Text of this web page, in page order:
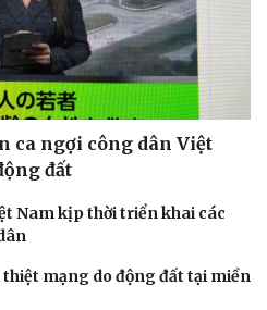
Công nghệ
Sành điệu
Trải nghiệm
Chuyển đổi số
ca ngợi công dân Việt
đất
Nam kịp thời triển khai các
mạng do động đất tại miền